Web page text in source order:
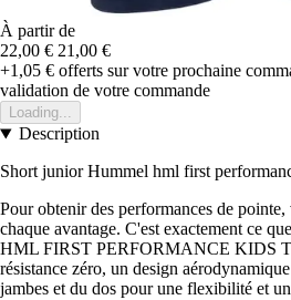
À partir de
22,00 € 21,00 €
+1,05 € offerts sur votre prochaine
validation de votre commande
Loading...
Description
Short junior Hummel hml first
Pour obtenir des performances de
chaque avantage. C'est exactement ce
HML FIRST PERFORMANCE KIDS
résistance zéro, un design
jambes et du dos pour une flexibilité et